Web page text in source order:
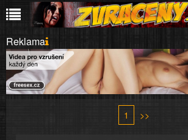
Reklama
1 >>